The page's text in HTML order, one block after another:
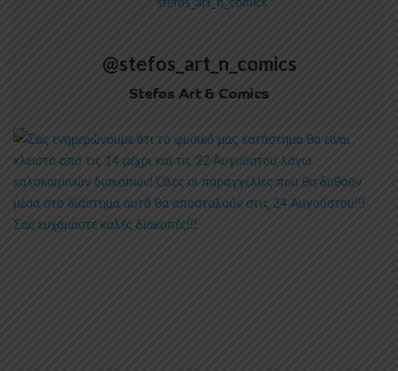
@stefos_art_n_comics
Stefos Art & Comics